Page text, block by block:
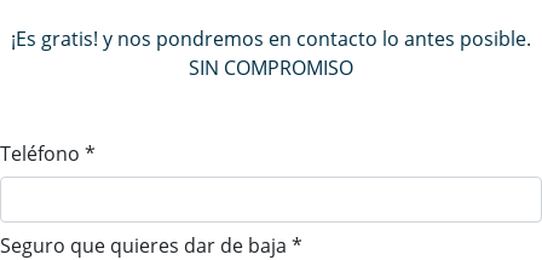
¡Es gratis! y nos pondremos en contacto lo antes posible.
SIN COMPROMISO
Teléfono *
Seguro que quieres dar de baja *